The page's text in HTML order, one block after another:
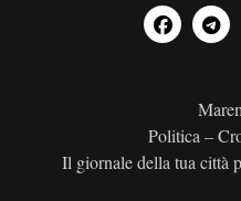
Politica –
Il giornale della tua città